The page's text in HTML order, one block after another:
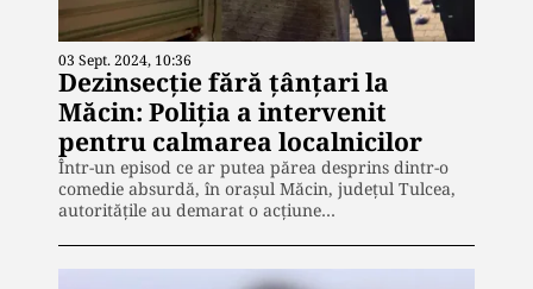
03 Sept. 2024, 10:36
Dezinsecție fără țânțari la
Măcin: Poliția a intervenit
pentru calmarea localnicilor
Într-un episod ce ar putea părea desprins dintr-o
comedie absurdă, în orașul Măcin, județul Tulcea,
autoritățile au demarat o acțiune…